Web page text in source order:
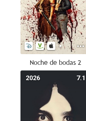
Noche de bodas 2
7.1
2026